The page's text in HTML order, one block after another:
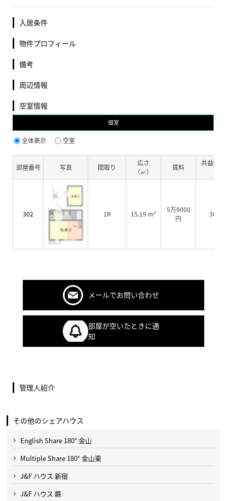
入居条件
物件プロフィール
備考
周辺情報
空室情報
個室
全体表示 空室
部屋番号 写真 間取り
広さ
（㎡）
賃料
共益費
302 1R 15.19 m²
5万9000
円
3000
メールでお問い合わせ
部屋が空いたときに通
知
管理人紹介
その他のシェアハウス
English Share 180° 金山
Multiple Share 180° 金山東
J&F ハウス 新宿
J&F ハウス 蕨